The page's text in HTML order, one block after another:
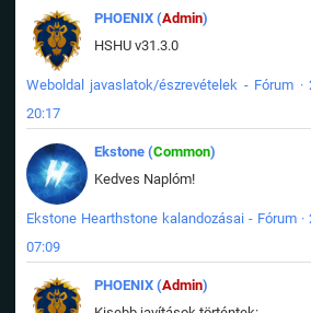
PHOENIX (Admin)
HSHU v31.3.0
Weboldal javaslatok/észrevételek - Fórum ·
20:17
Ekstone (Common)
Kedves Naplóm!
Ekstone Hearthstone kalandozásai - Fórum ·
07:09
PHOENIX (Admin)